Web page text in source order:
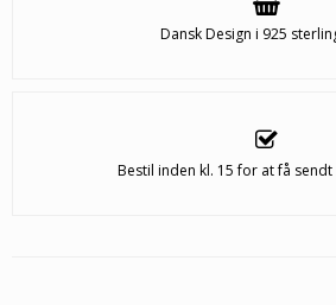
Dansk Design i 925
Bestil inden kl. 15 for at få